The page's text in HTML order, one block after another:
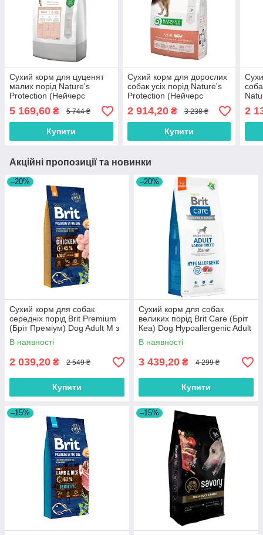
Сухий корм для цуценят
малих порід Nature's
Protection (Нейчерс
Протекшен) Mini Junior з
м’ясом птиці 18 кг
5 169,60 ₴ 5 744 ₴
Купити
Сухий корм для дорослих
собак усіх порід Nature's
Protection (Нейчерс
Протекшен) Adult Poultry з
м’ясом птиці 12 кг
2 914,20₴ 3 238 ₴
Купити
2
Акційні пропозиції та новинки
–20%
Сухий корм для собак
середніх порід Brit Premium
(Бріт Преміум) Dog Adult M з
куркою 15 кг
В наявності
2 039,20 ₴ 2 549 ₴
Купити
–20%
Сухий корм для собак
великих порід Brit Care (Бріт
Кеа) Dog Hypoallergenic Adult
Large Breed з ягням 12 кг
В наявності
3 439,20 ₴ 4 299 ₴
Купити
–15% –15%